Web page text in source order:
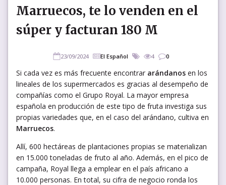
Marruecos, te lo venden en el
súper y facturan 180 M
23/09/2024 El Español 4 0
Si cada vez es más frecuente encontrar arándanos en los
lineales de los supermercados es gracias al desempeño de
compañías como el Grupo Royal. La mayor empresa
española en producción de este tipo de fruta investiga sus
propias variedades que, en el caso del arándano, cultiva en
Marruecos.
Allí, 600 hectáreas de plantaciones propias se materializan
en 15.000 toneladas de fruto al año. Además, en el pico de
campaña, Royal llega a emplear en el país africano a
10.000 personas. En total, su cifra de negocio ronda los